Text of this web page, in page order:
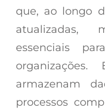
que, ao longo
atualizadas,
essenciais
armazenam
processos